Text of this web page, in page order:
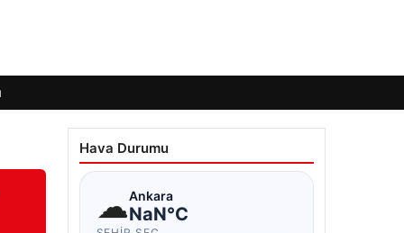
Hava Durumu
☁Ankara
NaN°C